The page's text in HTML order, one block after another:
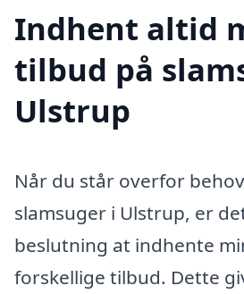
Indhent altid
tilbud på
Ulstrup
Når du står overfor
slamsuger i Ulstrup, er
beslutning at indhente
forskellige tilbud. Dette